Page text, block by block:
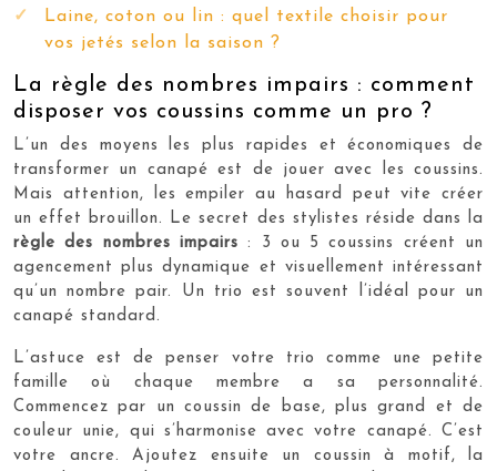
Laine, coton ou lin : quel textile choisir pour
vos jetés selon la saison ?
La règle des nombres impairs : comment
disposer vos coussins comme un pro ?
L’un des moyens les plus rapides et économiques de
transformer un canapé est de jouer avec les coussins.
Mais attention, les empiler au hasard peut vite créer
un effet brouillon. Le secret des stylistes réside dans la
règle des nombres impairs : 3 ou 5 coussins créent un
agencement plus dynamique et visuellement intéressant
qu’un nombre pair. Un trio est souvent l’idéal pour un
canapé standard.
L’astuce est de penser votre trio comme une petite
famille où chaque membre a sa personnalité.
Commencez par un coussin de base, plus grand et de
couleur unie, qui s’harmonise avec votre canapé. C’est
votre ancre. Ajoutez ensuite un coussin à motif, la